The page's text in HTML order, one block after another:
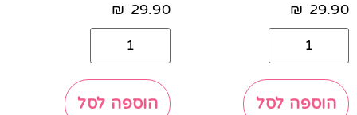
29.90
₪
הוספה לסל
29.90
₪
הוספה לסל